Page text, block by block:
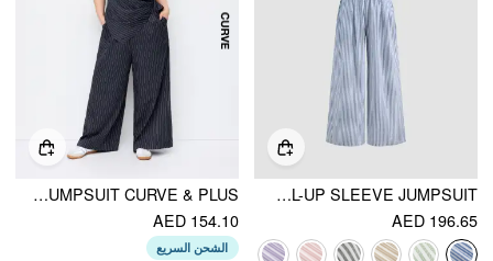
COTTON-BLEND COLLAR SOLID STRIPED KNOTTED ROLL-UP SLEEVE JUMPSUIT
AED 196.65
STRIPED ASYMMETRICAL HEM ZIP THROUGH KNOTTED WIDE LEG JUMPSUIT CURVE & PLUS
AED 154.10
الشحن السريع